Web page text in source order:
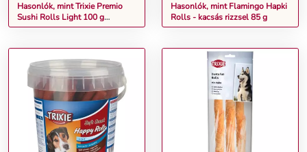
Hasonlók, mint Trixie Premio
Sushi Rolls Light 100 g
(TRX31573)
Hasonlók, mint Flamingo Hapki
Rolls - kacsás rizzsel 85 g